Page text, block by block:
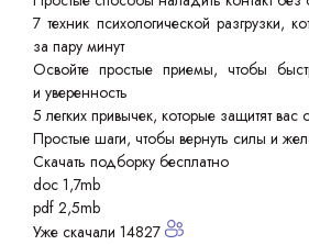
7 техник психологической разгрузки,
за пару минут
Освойте простые приемы, чтобы
и уверенность
5 легких привычек, которые защитят вас
Простые шаги, чтобы вернуть силы и
Скачать подборку бесплатно
doc 1,7mb
pdf 2,5mb
Уже скачали 14827